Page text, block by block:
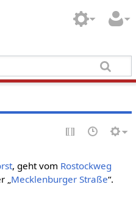
, geht vom Rostockweg
„Mecklenburger Straße“.